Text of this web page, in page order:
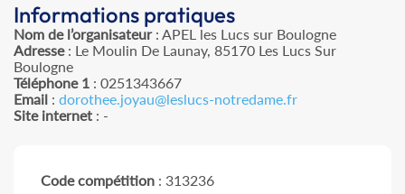
Informations pratiques
Nom de l’organisateur: APEL les Lucs sur Boulogne
Adresse: Le Moulin De Launay, 85170 Les Lucs Sur
Boulogne
Téléphone 1 : 0251343667
Email : dorothee.joyau@leslucs-notredame.fr
Site internet : -
Code compétition : 313236